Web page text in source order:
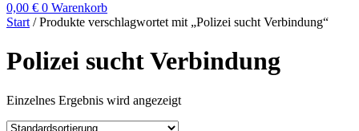
0,00 € 0 Warenkorb
Start / Produkte verschlagwortet mit „Polizei sucht Verbindung“
Polizei sucht Verbindung
Einzelnes Ergebnis wird angezeigt